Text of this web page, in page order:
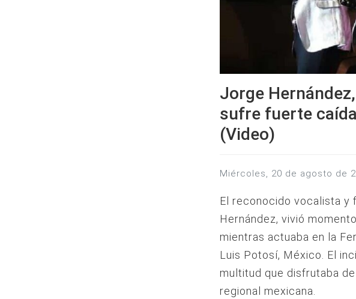
Jorge
sufre fuerte
(Video)
miércoles, 20 de agosto de
El reconocido vocalista y
Hernández, vivió
mientras actuaba en la
Luis Potosí, México. El
multitud que disfrutaba
regional mexicana.